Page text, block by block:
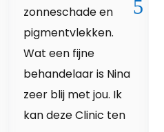
zonneschade en
pigmentvlekken.
Wat een fijne
behandelaar is Nina
zeer blij met jou. Ik
kan deze Clinic ten